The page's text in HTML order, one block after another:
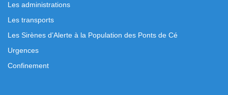
Les administrations
Les transports
Les Sirènes d’Alerte à la Population des Ponts de Cé
Urgences
Confinement